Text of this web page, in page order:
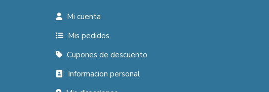
Mi cuenta
Mis pedidos
Cupones de descuento
Informacion personal